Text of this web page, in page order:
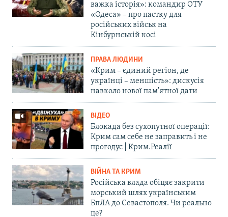
важка історія»: командир ОТУ
«Одеса» – про пастку для
російських військ на
Кінбурнській косі
ПРАВА ЛЮДИНИ
«Крим – єдиний регіон, де
українці – меншість»: дискусія
навколо нової пам'ятної дати
ВІДЕО
Блокада без сухопутної операції:
Крим сам себе не заправить і не
прогодує | Крим.Реалії
ВІЙНА ТА КРИМ
Російська влада обіцяє закрити
морський шлях українським
БпЛА до Севастополя. Чи реально
це?